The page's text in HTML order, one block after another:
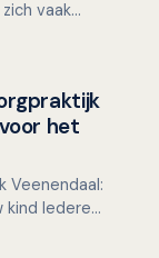
vaak
het
Veenendaal:
Iedere